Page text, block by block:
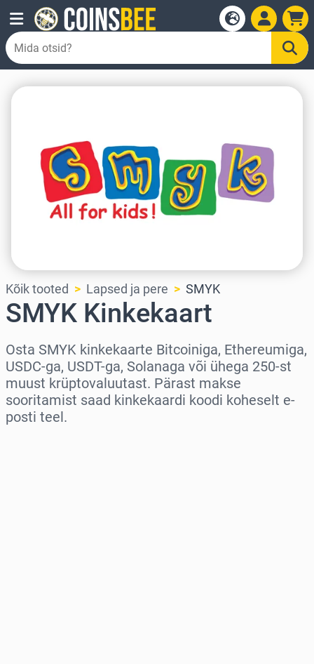
Kõik tooted Lapsed ja pere SMYK
SMYK Kinkekaart
Osta SMYK kinkekaarte Bitcoiniga, Ethereumiga,
USDC-ga, USDT-ga, Solanaga või ühega 250-st
muust krüptovaluutast. Pärast makse
sooritamist saad kinkekaardi koodi koheselt e-
posti teel.